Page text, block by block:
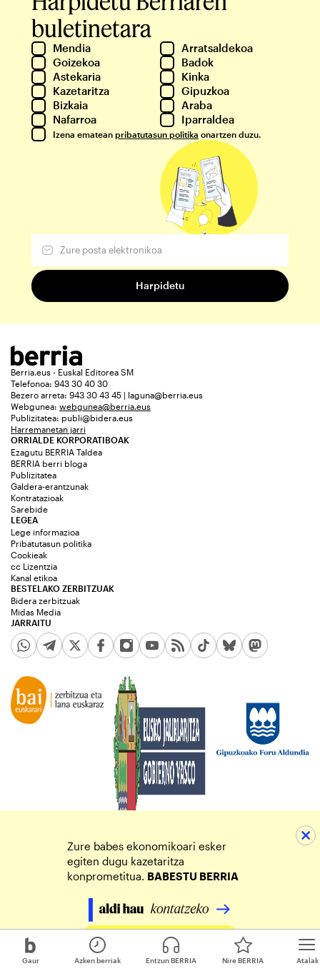
Gaur Atalak
Azken berriak Entzun BERRIA Nire BERRIA
buletinetara
Mendia
Arratsaldekoa
Goizekoa
Badok
Astekaria
Kinka
Kazetaritza
Gipuzkoa
Bizkaia
Araba
Nafarroa
Iparraldea
Izena ematean pribatutasun politika onartzen duzu.
Berria.eus - Euskal Editorea SM
Telefonoa: 943 30 40 30
Bezero arreta: 943 30 43 45 | laguna@berria.eus
Webgunea: webgunea@berria.eus
Publizitatea: publi@bidera.eus
Harremanetan jarri
ORRIALDE KORPORATIBOAK
Ezagutu BERRIA Taldea
BERRIA berri bloga
Publizitatea
Galdera-erantzunak
Kontratazioak
Sarebide
JARRAITU
LEGEA
Lege informazioa
Pribatutasun politika
Cookieak
cc Lizentzia
Kanal etikoa
BESTELAKO ZERBITZUAK
Bidera zerbitzuak
Midas Media
Zure babes ekonomikoari esker
egiten dugu kazetaritza
konprometitua. BABESTU BERRIA
Egin zure ekarpena